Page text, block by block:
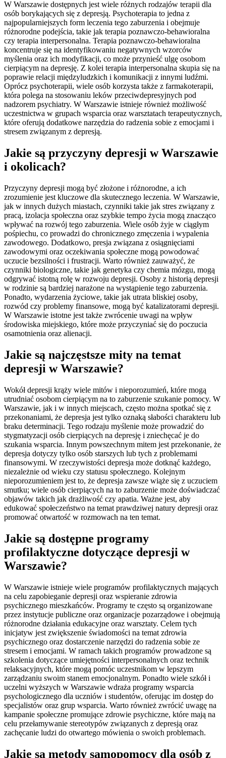
W Warszawie dostępnych jest wiele różnych rodzajów terapii dla
osób borykających się z depresją. Psychoterapia to jedna z
najpopularniejszych form leczenia tego zaburzenia i obejmuje
różnorodne podejścia, takie jak terapia poznawczo-behawioralna
czy terapia interpersonalna. Terapia poznawczo-behawioralna
koncentruje się na identyfikowaniu negatywnych wzorców
myślenia oraz ich modyfikacji, co może przynieść ulgę osobom
cierpiącym na depresję. Z kolei terapia interpersonalna skupia się na
poprawie relacji międzyludzkich i komunikacji z innymi ludźmi.
Oprócz psychoterapii, wiele osób korzysta także z farmakoterapii,
która polega na stosowaniu leków przeciwdepresyjnych pod
nadzorem psychiatry. W Warszawie istnieje również możliwość
uczestnictwa w grupach wsparcia oraz warsztatach terapeutycznych,
które oferują dodatkowe narzędzia do radzenia sobie z emocjami i
stresem związanym z depresją.
Jakie są przyczyny depresji w Warszawie
i okolicach?
Przyczyny depresji mogą być złożone i różnorodne, a ich
zrozumienie jest kluczowe dla skutecznego leczenia. W Warszawie,
jak w innych dużych miastach, czynniki takie jak stres związany z
pracą, izolacja społeczna oraz szybkie tempo życia mogą znacząco
wpływać na rozwój tego zaburzenia. Wiele osób żyje w ciągłym
pośpiechu, co prowadzi do chronicznego zmęczenia i wypalenia
zawodowego. Dodatkowo, presja związana z osiągnięciami
zawodowymi oraz oczekiwania społeczne mogą powodować
uczucie bezsilności i frustracji. Warto również zauważyć, że
czynniki biologiczne, takie jak genetyka czy chemia mózgu, mogą
odgrywać istotną rolę w rozwoju depresji. Osoby z historią depresji
w rodzinie są bardziej narażone na wystąpienie tego zaburzenia.
Ponadto, wydarzenia życiowe, takie jak utrata bliskiej osoby,
rozwód czy problemy finansowe, mogą być katalizatorami depresji.
W Warszawie istotne jest także zwrócenie uwagi na wpływ
środowiska miejskiego, które może przyczyniać się do poczucia
osamotnienia oraz alienacji.
Jakie są najczęstsze mity na temat
depresji w Warszawie?
Wokół depresji krąży wiele mitów i nieporozumień, które mogą
utrudniać osobom cierpiącym na to zaburzenie szukanie pomocy. W
Warszawie, jak i w innych miejscach, często można spotkać się z
przekonaniami, że depresja jest tylko oznaką słabości charakteru lub
braku determinacji. Tego rodzaju myślenie może prowadzić do
stygmatyzacji osób cierpiących na depresję i zniechęcać je do
szukania wsparcia. Innym powszechnym mitem jest przekonanie, że
depresja dotyczy tylko osób starszych lub tych z problemami
finansowymi. W rzeczywistości depresja może dotknąć każdego,
niezależnie od wieku czy statusu społecznego. Kolejnym
nieporozumieniem jest to, że depresja zawsze wiąże się z uczuciem
smutku; wiele osób cierpiących na to zaburzenie może doświadczać
objawów takich jak drażliwość czy apatia. Ważne jest, aby
edukować społeczeństwo na temat prawdziwej natury depresji oraz
promować otwartość w rozmowach na ten temat.
Jakie są dostępne programy
profilaktyczne dotyczące depresji w
Warszawie?
W Warszawie istnieje wiele programów profilaktycznych mających
na celu zapobieganie depresji oraz wspieranie zdrowia
psychicznego mieszkańców. Programy te często są organizowane
przez instytucje publiczne oraz organizacje pozarządowe i obejmują
różnorodne działania edukacyjne oraz warsztaty. Celem tych
inicjatyw jest zwiększenie świadomości na temat zdrowia
psychicznego oraz dostarczenie narzędzi do radzenia sobie ze
stresem i emocjami. W ramach takich programów prowadzone są
szkolenia dotyczące umiejętności interpersonalnych oraz technik
relaksacyjnych, które mogą pomóc uczestnikom w lepszym
zarządzaniu swoim stanem emocjonalnym. Ponadto wiele szkół i
uczelni wyższych w Warszawie wdraża programy wsparcia
psychologicznego dla uczniów i studentów, oferując im dostęp do
specjalistów oraz grup wsparcia. Warto również zwrócić uwagę na
kampanie społeczne promujące zdrowie psychiczne, które mają na
celu przełamywanie stereotypów związanych z depresją oraz
zachęcanie ludzi do otwartego mówienia o swoich problemach.
Jakie są metody samopomocy dla osób z